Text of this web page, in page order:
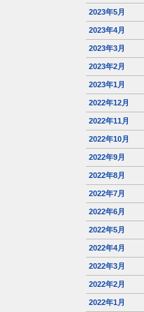
2023年5月
2023年4月
2023年3月
2023年2月
2023年1月
2022年12月
2022年11月
2022年10月
2022年9月
2022年8月
2022年7月
2022年6月
2022年5月
2022年4月
2022年3月
2022年2月
2022年1月